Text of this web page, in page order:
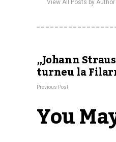
View All Posts by Author
„Johann
turneu la
Previous Post
You